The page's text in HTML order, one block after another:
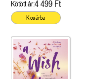
Kötött ár:4 499 Ft
Kosárba